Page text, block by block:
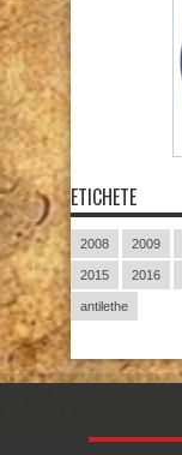
ETICHETE
2008 2009
2015 2016
antilethe